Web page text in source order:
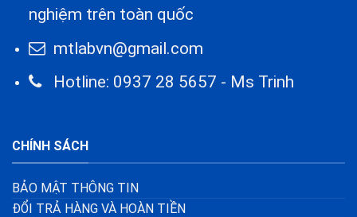
nghiệm trên toàn quốc
mtlabvn@gmail.com
Hotline: 0937 28 5657 - Ms Trinh
CHÍNH SÁCH
BẢO MẬT THÔNG TIN
ĐỔI TRẢ HÀNG VÀ HOÀN TIỀN